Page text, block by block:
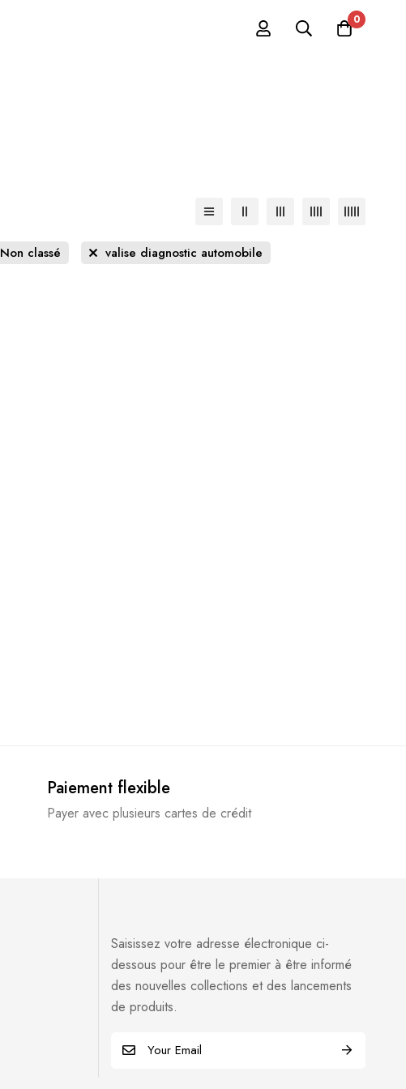
0
Non classé
valise diagnostic automobile
Paiement flexible
Payer avec plusieurs cartes de crédit
Saisissez votre adresse électronique ci-
dessous pour être le premier à être informé
des nouvelles collections et des lancements
de produits.